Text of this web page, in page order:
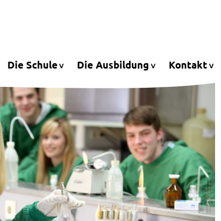
Die Schule Die Ausbildung Kontakt